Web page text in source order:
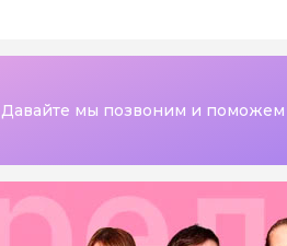
Давайте мы позвоним и